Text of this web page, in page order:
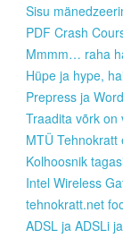
Sisu
PDF Crash
Mmmm… raha
Hüpe ja hype,
Prepress ja Word
Traadita võrk on
MTÜ Tehnokratt
Kolhoosnik
Intel Wireless
tehnokratt.net
ADSL ja ADSLi